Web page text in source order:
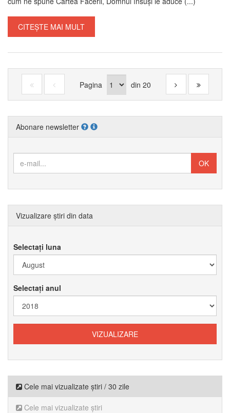
CITEȘTE MAI MULT
Pagina din 20
Abonare newsletter
Vizualizare știri din data
Selectați luna
Selectați anul
Cele mai vizualizate știri / 30 zile
Cele mai vizualizate știri